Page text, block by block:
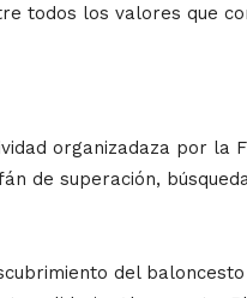
todos los valores que
organizadaza por la
de superación,
del